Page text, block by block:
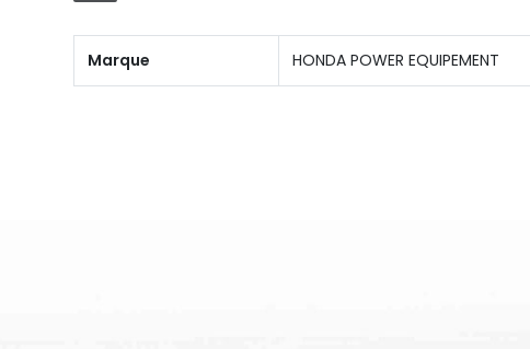
Marque HONDA POWER EQUIPEMENT